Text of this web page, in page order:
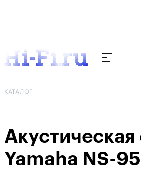
КАТАЛОГ
Акустическая
Yamaha NS-